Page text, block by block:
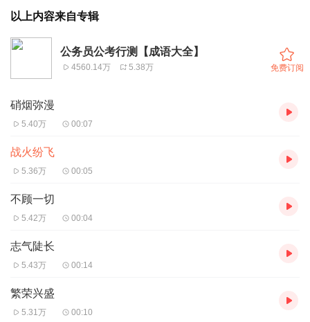
以上内容来自专辑
公务员公考行测【成语大全】
4560.14万 5.38万 免费订阅
硝烟弥漫
5.40万 00:07
战火纷飞
5.36万 00:05
不顾一切
5.42万 00:04
志气陡长
5.43万 00:14
繁荣兴盛
5.31万 00:10